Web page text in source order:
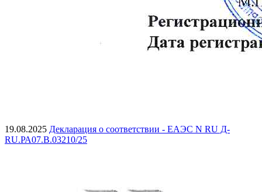
19.08.2025 Декларация о соответствии - ЕАЭС N RU Д-
RU.РА07.В.03210/25